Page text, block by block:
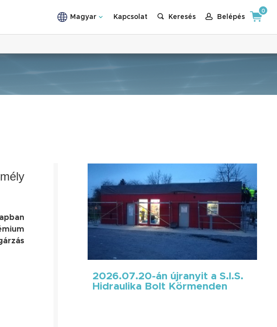
Magyar Kapcsolat Keresés Belépés
0
2026.07.20-án újranyit a S.I.S.
Hidraulika Bolt Körmenden